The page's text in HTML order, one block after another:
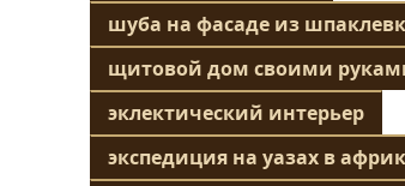
шуба на фасаде из
щитовой дом своими
эклектический интерьер
экспедиция на уазах в